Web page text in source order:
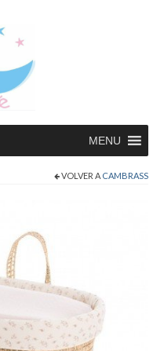
MENU
VOLVER A CAMBRASS